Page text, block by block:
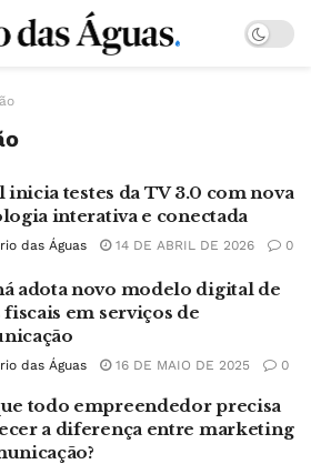
inicia testes da TV 3.0 com nova
interativa e conectada
das Águas 14 DE ABRIL DE 2026 0
adota novo modelo digital de
fiscais em serviços de
das Águas 16 DE MAIO DE 2025 0
todo empreendedor precisa
a diferença entre marketing